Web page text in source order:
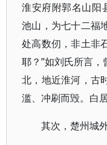
淮安府附郭名山
池山，为七十二福
处高数仞，非土非
耶？”如刘氏所言
北，地近淮河，古
滥、冲刷而毁。白
其次，楚州城